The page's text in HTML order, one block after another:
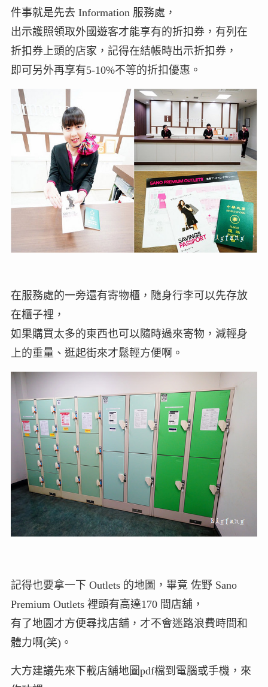
件事就是先去 Information 服務處，
出示護照領取外國遊客才能享有的折扣券，有列在
折扣券上頭的店家，記得在結帳時出示折扣券，
即可另外再享有5-10%不等的折扣優惠。
在服務處的一旁還有寄物櫃，隨身行李可以先存放
在櫃子裡，
如果購買太多的東西也可以隨時過來寄物，減輕身
上的重量、逛起街來才鬆輕方便啊。
記得也要拿一下 Outlets 的地圖，畢竟 佐野 Sano
Premium Outlets 裡頭有高達170 間店舖，
有了地圖才方便尋找店舖，才不會迷路浪費時間和
體力啊(笑)。
大方建議先來下載店舖地圖pdf檔到電腦或手機，來